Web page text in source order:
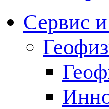
Сервис